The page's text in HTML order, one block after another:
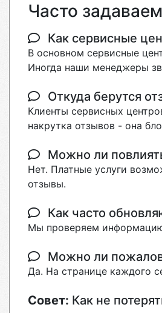
Часто
Как сервисные
В основном сервисные
Иногда наши менеджеры
Откуда берутся
Клиенты сервисных
накрутка отзывов - она
Можно ли
Нет. Платные услуги
отзывы.
Как часто
Мы проверяем
Можно ли
Да. На странице каждого
Совет: Как не